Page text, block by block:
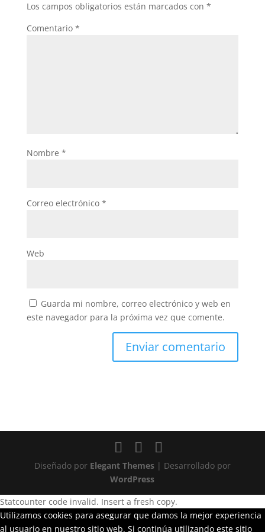
Los campos obligatorios están marcados con *
Comentario *
Nombre *
Correo electrónico *
Web
Guarda mi nombre, correo electrónico y web en
este navegador para la próxima vez que comente.
Diseñado por Elegant Themes| Desarrollado por
WordPress
Statcounter code invalid. Insert a fresh copy.
Utilizamos cookies para asegurar que damos la mejor experiencia
al usuario en nuestro sitio web. Si continúa utilizando este sitio